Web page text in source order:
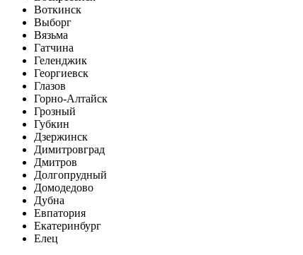
Воткинск
Выборг
Вязьма
Гатчина
Геленджик
Георгиевск
Глазов
Горно-Алтайск
Грозный
Губкин
Дзержинск
Димитровград
Дмитров
Долгопрудный
Домодедово
Дубна
Евпатория
Екатеринбург
Елец